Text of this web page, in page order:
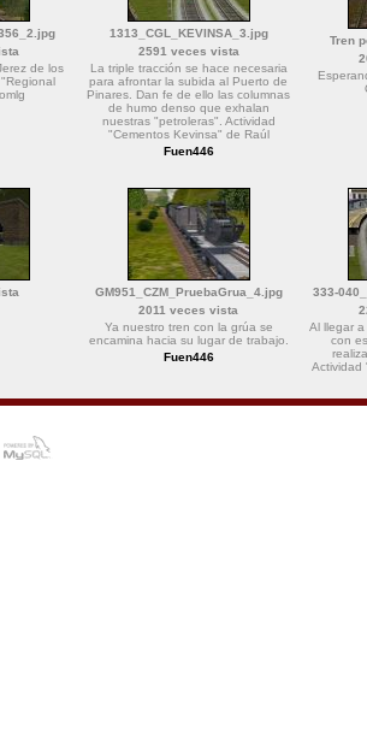
de los
1313_CGL_KEVINSA_3.jpg
2591 veces vista
La triple tracción se hace necesaria
para afrontar la subida al Puerto de
Pinares. Dan fe de ello las columnas
de humo denso que exhalan
nuestras "petroleras". Actividad
"Cementos Kevinsa" de Raúl
Fuen446
Tren
GM951_CZM_PruebaGrua_4.jpg
2011 veces vista
Ya nuestro tren con la grúa se
encamina hacia su lugar de trabajo.
Fuen446
333-
Al llegar
con
Actividad